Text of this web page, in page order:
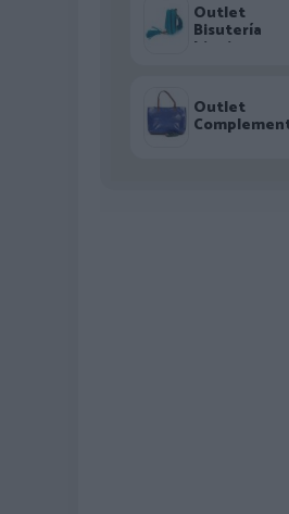
Outlet
Bisutería
hippie
Outlet